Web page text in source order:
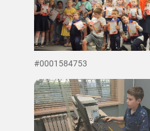
#0001584753